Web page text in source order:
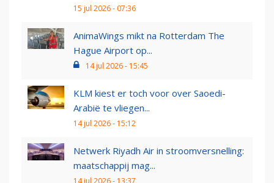
15 jul 2026 - 07:36
AnimaWings mikt na Rotterdam The
Hague Airport op...
14 jul 2026 - 15:45
KLM kiest er toch voor over Saoedi-
Arabië te vliegen...
14 jul 2026 - 15:12
Netwerk Riyadh Air in stroomversnelling:
maatschappij mag...